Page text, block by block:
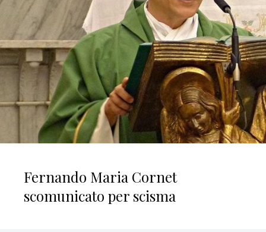
Fernando Maria Cornet
scomunicato per scisma